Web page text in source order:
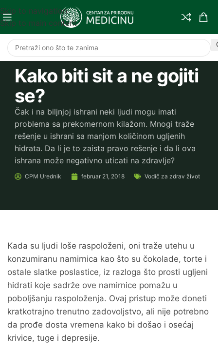
Skip to navigation
Skip to main content
Kako biti sit a ne gojiti
se?
Čak i na biljnjoj ishrani neki ljudi mogu imati
problema sa prekomernom kilažom. Mnogi traže
rešenje u ishrani sa manjom količinom ugljenih
hidrata. Da li je to zaista pravo rešenje i da li ova
ishrana može negativno uticati na zdravlje?
CPM Urednik februar 21, 2018 Vodič za zdrav život
Kada su ljudi loše raspoloženi, oni traže utehu u
konzumiranu namirnica kao što su čokolade, torte i
ostale slatke poslastice, iz razloga što prosti ugljeni
hidrati koje sadrže ove namirnice pomažu u
poboljšanju raspoloženja. Ovaj pristup može doneti
kratkotrajno trenutno zadovoljstvo, ali nije potrebno
da prođe dosta vremena kako bi došao i osećaj
krivice, tuge i depresije.